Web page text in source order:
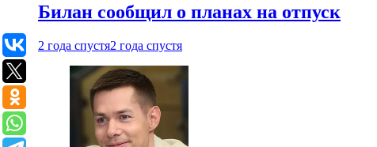
Билан сообщил о планах на отпуск
2 года спустя2 года спустя